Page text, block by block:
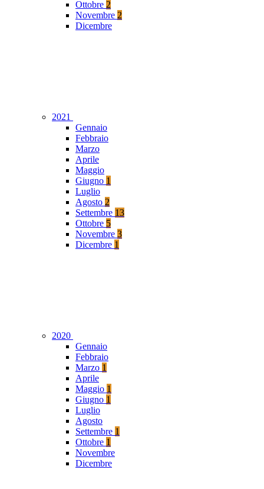
Ottobre 2
Novembre 2
Dicembre
2021
Gennaio
Febbraio
Marzo
Aprile
Maggio
Giugno 1
Luglio
Agosto 2
Settembre 13
Ottobre 5
Novembre 3
Dicembre 1
2020
Gennaio
Febbraio
Marzo 1
Aprile
Maggio 1
Giugno 1
Luglio
Agosto
Settembre 1
Ottobre 1
Novembre
Dicembre